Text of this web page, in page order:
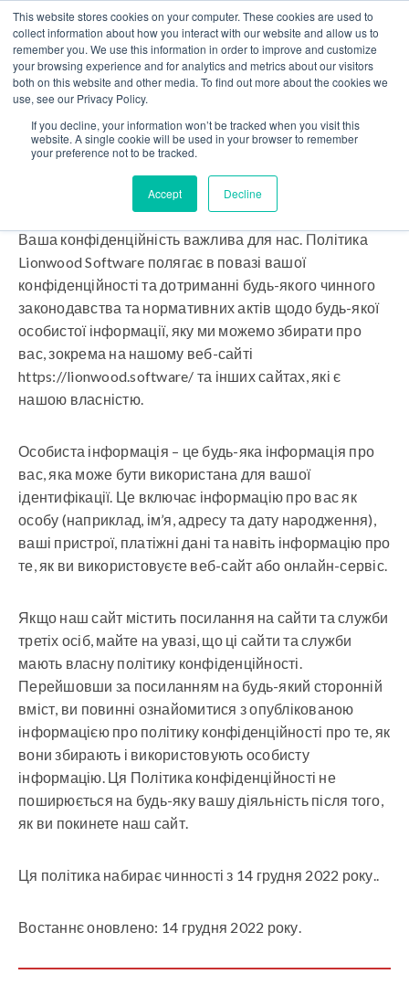
This website stores cookies on your computer. These cookies are used to
collect information about how you interact with our website and allow us to
remember you. We use this information in order to improve and customize
your browsing experience and for analytics and metrics about our visitors
both on this website and other media. To find out more about the cookies we
use, see our Privacy Policy.
If you decline, your information won’t be tracked when you visit this
website. A single cookie will be used in your browser to remember
your preference not to be tracked.
Accept Decline
Зв'яжіться з нами
ПОЛІТИКА
КОНФІДЕНЦІЙНОСТІ
Ваша конфіденційність важлива для нас. Політика
Lionwood Software полягає в повазі вашої
конфіденційності та дотриманні будь-якого чинного
законодавства та нормативних актів щодо будь-якої
особистої інформації, яку ми можемо збирати про
вас, зокрема на нашому веб-сайті
https://lionwood.software/ та інших сайтах, які є
нашою власністю.
Особиста інформація – це будь-яка інформація про
вас, яка може бути використана для вашої
ідентифікації. Це включає інформацію про вас як
особу (наприклад, ім’я, адресу та дату народження),
ваші пристрої, платіжні дані та навіть інформацію про
те, як ви використовуєте веб-сайт або онлайн-сервіс.
Якщо наш сайт містить посилання на сайти та служби
третіх осіб, майте на увазі, що ці сайти та служби
мають власну політику конфіденційності.
Перейшовши за посиланням на будь-який сторонній
вміст, ви повинні ознайомитися з опублікованою
інформацією про політику конфіденційності про те, як
вони збирають і використовують особисту
інформацію. Ця Політика конфіденційності не
поширюється на будь-яку вашу діяльність після того,
як ви покинете наш сайт.
Ця політика набирає чинності з 14 грудня 2022 року..
Востаннє оновлено: 14 грудня 2022 року.